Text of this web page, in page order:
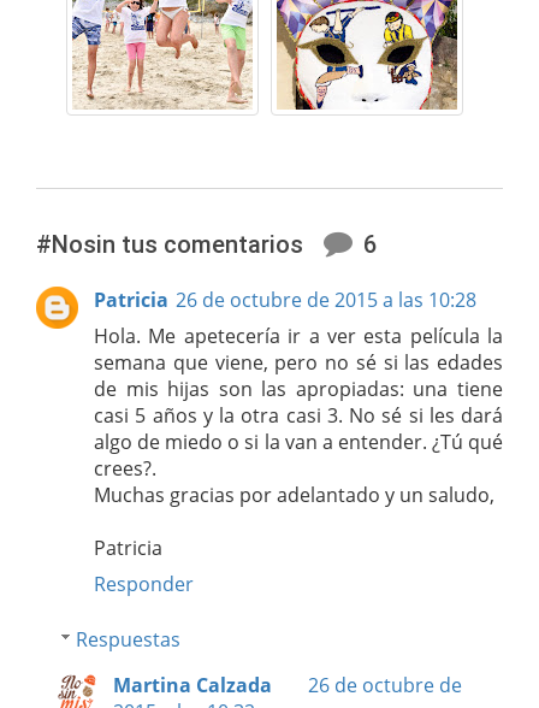
#Nosin tus comentarios 6
Patricia 26 de octubre de 2015 a las 10:28
Hola. Me apetecería ir a ver esta película la
semana que viene, pero no sé si las edades
de mis hijas son las apropiadas: una tiene
casi 5 años y la otra casi 3. No sé si les dará
algo de miedo o si la van a entender. ¿Tú qué
crees?.
Muchas gracias por adelantado y un saludo,
Patricia
Responder
Respuestas
Martina Calzada
26 de octubre de